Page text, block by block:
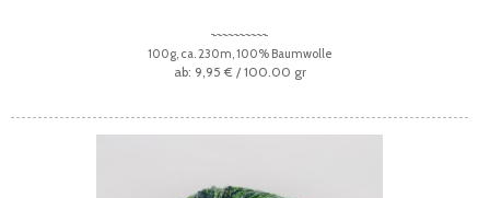
100g, ca. 230m, 100% Baumwolle
9,95 € / 100.00 gr